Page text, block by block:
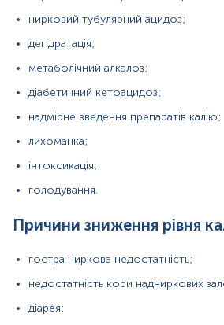
метаболічний ацидоз;
синдром мальабсорбції;
нефротичний синдром;
гострий гломерулонефрит;
хронічний пієлонефрит;
синдром недостатньої секреції
гормону.
Одиниці вимірювання, референтні
вимірювань можуть змінюватися у
тест-систем.
нирковий тубулярний ацидоз;
дегідратація;
метаболічний алкалоз;
діабетичний кетоацидоз;
надмірне введення препаратів калію;
лихоманка;
інтоксикація;
голодування.
Причини зниження рівня
гостра ниркова недостатність;
недостатність кори надниркових
діарея;